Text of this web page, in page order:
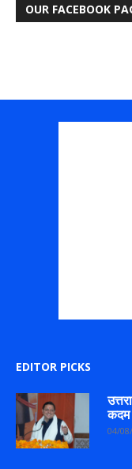
OUR FACEBOOK
EDITOR PICKS
कदम
04/